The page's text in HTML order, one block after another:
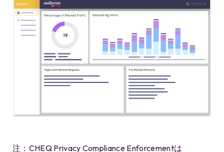
注：CHEQ Privacy Compliance Enforcementは